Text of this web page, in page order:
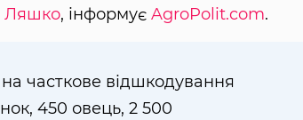
Ляшко, інформує AgroPolit.com.
часткове відшкодування
450 овець, 2 500